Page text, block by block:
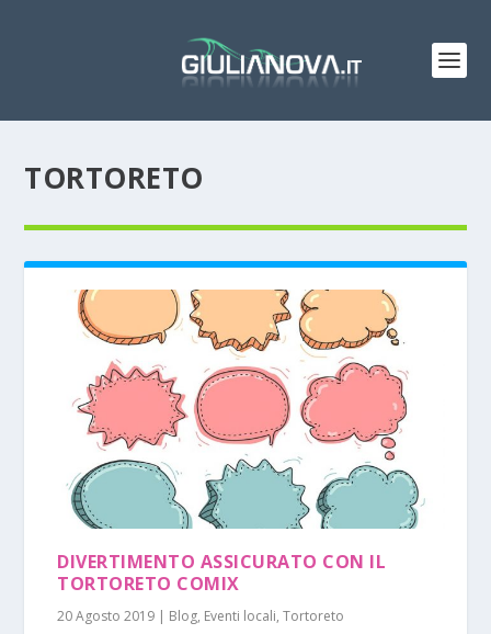
TORTORETO
DIVERTIMENTO ASSICURATO CON IL
TORTORETO COMIX
20 Agosto 2019 | Blog, Eventi locali,Tortoreto